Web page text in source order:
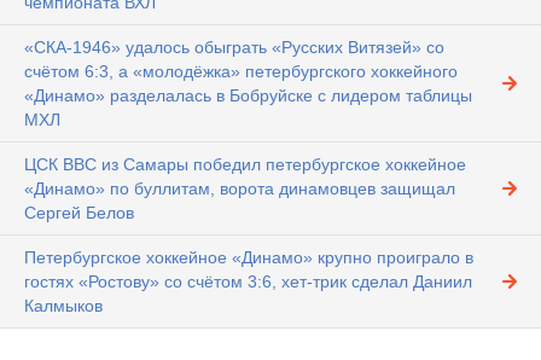
«СКА-1946» удалось обыграть «Русских Витязей» со
счётом 6:3, а «молодёжка» петербургского хоккейного
«Динамо» разделалась в Бобруйске с лидером таблицы
МХЛ
ЦСК ВВС из Самары победил петербургское хоккейное
«Динамо» по буллитам, ворота динамовцев защищал
Сергей Белов
Петербургское хоккейное «Динамо» крупно проиграло в
гостях «Ростову» со счётом 3:6, хет-трик сделал Даниил
Калмыков